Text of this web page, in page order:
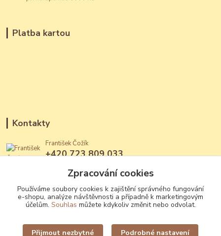
Platba kartou
Kontakty
František Čožík
+420 723 809 033
Zpracování cookies
Používáme soubory cookies k zajištění správného fungování
e-shopu, analýze návštěvnosti a případně k marketingovým
účelům. Souhlas můžete kdykoliv změnit nebo odvolat.
Přijmout nezbytné Podrobné nastavení